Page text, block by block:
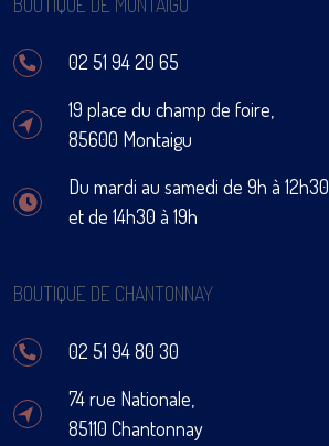
02 51 94 20 65
19 place du champ de foire,
85600 Montaigu
Du mardi au samedi de 9h à 12h30
et de 14h30 à 19h
BOUTIQUE DE CHANTONNAY
02 51 94 80 30
74 rue Nationale,
85110 Chantonnay